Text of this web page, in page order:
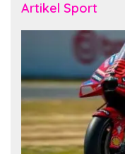
Artikel Sport